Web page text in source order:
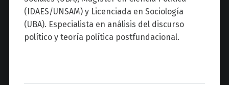
(IDAES/UNSAM) y Licenciada en Sociología
(UBA). Especialista en análisis del discurso
político y teoría política postfundacional.